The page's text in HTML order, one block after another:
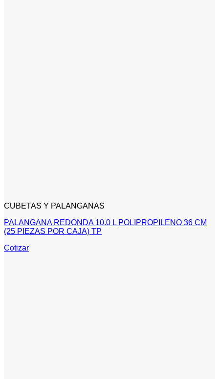
CUBETAS Y PALANGANAS
PALANGANA REDONDA 10.0 L POLIPROPILENO 36 CM
(25 PIEZAS POR CAJA) TP
Cotizar